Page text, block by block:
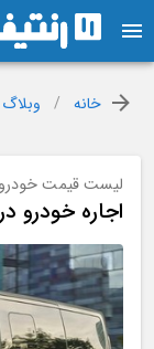
خانه / وبلاگ
لیست قیمت
اجاره خودرو